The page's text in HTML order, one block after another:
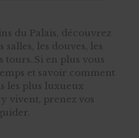
du Palais, découvrez
salles, les douves, les
tours. Si en plus vous
et savoir comment
les plus luxueux
vivent, prenez vos